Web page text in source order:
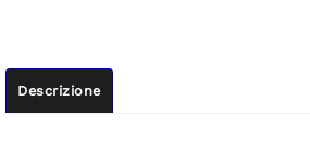
Descrizione